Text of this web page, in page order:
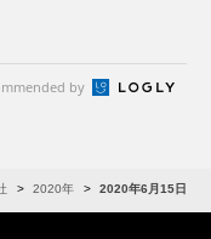
by
2020年 2020年6月15日